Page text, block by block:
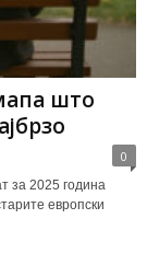
што
0
за 2025 година
европски